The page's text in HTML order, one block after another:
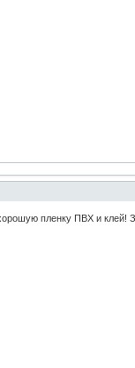
пленку ПВХ и клей!